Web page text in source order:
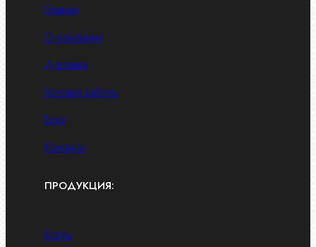
Главная
О компании
Доставка
Условия работы
Блог
Контакты
ПРОДУКЦИЯ:
Болты